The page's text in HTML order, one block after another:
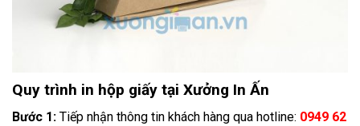
Quy trình in hộp giấy tại Xưởng In Ấn
Bước 1: Tiếp nhận thông tin khách hàng qua hotline: 0949 62